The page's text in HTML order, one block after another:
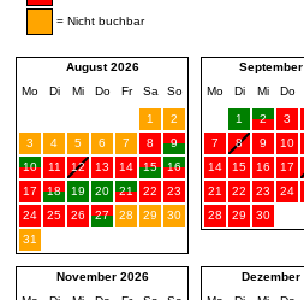
= Nicht buchbar
August 2026
Mo
Di Mi Do Fr Sa So
1
2
3
4 5 6 7 8
9
10
11 12 13 14 15
16
17
18 19 20 21 22
23
24
25 26 27 28 29
30
31
Mo
Di Mi Do
1 2 3
7
8 9 10
14
15 16 17
21
22 23 24
28
29 30
November 2026
Dezember